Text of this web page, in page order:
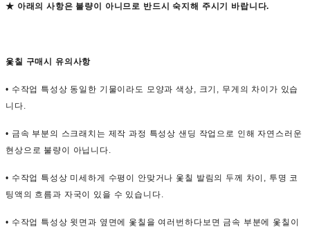
★ 아래의 사항은 불량이 아니므로 반드시 숙지해 주시기 바랍니다.
옻칠 구매시 유의사항
• 수작업 특성상 동일한 기물이라도 모양과 색상, 크기, 무게의 차이가 있습
니다.
• 금속 부분의 스크래치는 제작 과정 특성상 샌딩 작업으로 인해 자연스러운
현상으로 불량이 아닙니다.
• 수작업 특성상 미세하게 수평이 안맞거나 옻칠 발림의 두께 차이, 투명 코
팅액의 흐름과 자국이 있을 수 있습니다.
• 수작업 특성상 윗면과 옆면에 옻칠을 여러번하다보면 금속 부분에 옻칠이